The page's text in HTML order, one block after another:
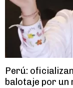
Perú:
balotaje por un